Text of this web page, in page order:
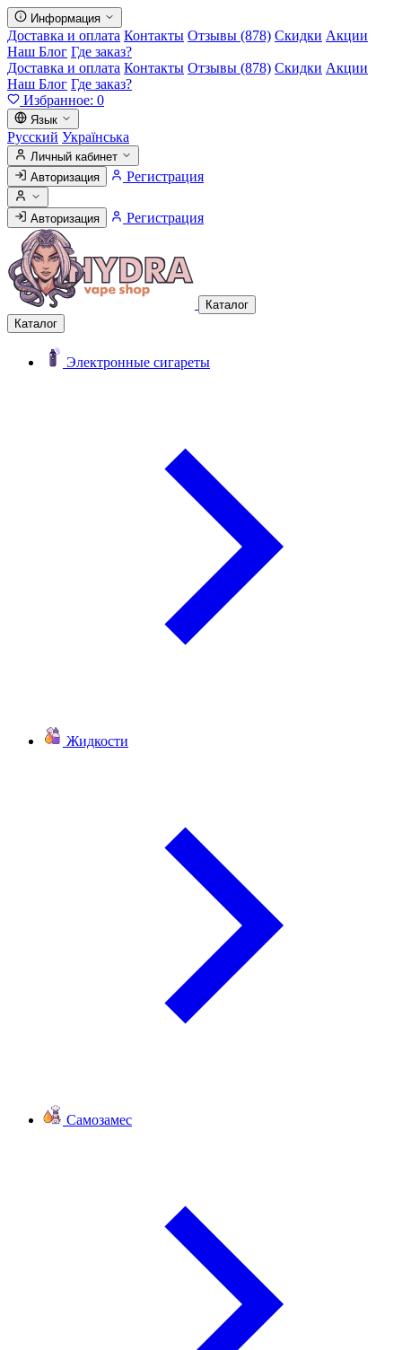
Информация
Доставка и оплата Контакты Отзывы (878) Скидки Акции
Наш Блог Где заказ?
Доставка и оплата Контакты Отзывы (878) Скидки Акции
Наш Блог Где заказ?
Избранное: 0
Язык
Русский Українська
Личный кабинет
Авторизация
Регистрация
Авторизация Регистрация
Каталог
Каталог
Электронные сигареты
Жидкости
Самозамес